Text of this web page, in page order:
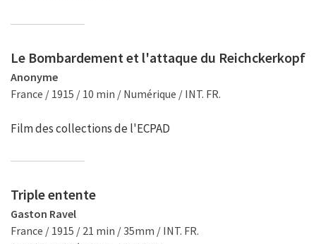
Le Bombardement et l'attaque du Reichckerkopf
Anonyme
France / 1915 / 10 min / Numérique / INT. FR.
Film des collections de l'ECPAD
Triple entente
Gaston Ravel
France / 1915 / 21 min / 35mm / INT. FR.